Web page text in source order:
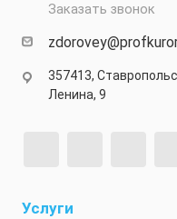
Заказать звонок
357413,
Ленина, 9
Услуги